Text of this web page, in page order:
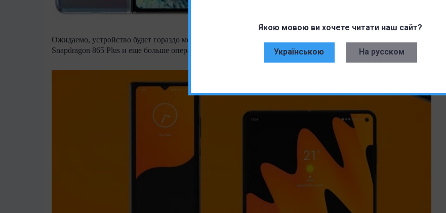
Якою мовою ви хочете читати наш сайт?
Українською На русском
Ожидаемо, устройство будет гораздо мощнее своего предшественника. Если слухи правдивы, то нас ждет
Snapdragon 865 Plus и еще больше оперативной памяти. Главное уже дождаться официальной информации.